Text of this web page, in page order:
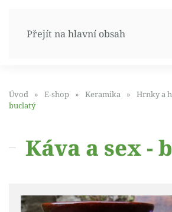
Přejít na hlavní obsah
Úvod E-shop Keramika Hrnky a
buclatý
Káva a sex -